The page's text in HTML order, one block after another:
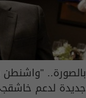
بالصورة..
جديدة لدعم